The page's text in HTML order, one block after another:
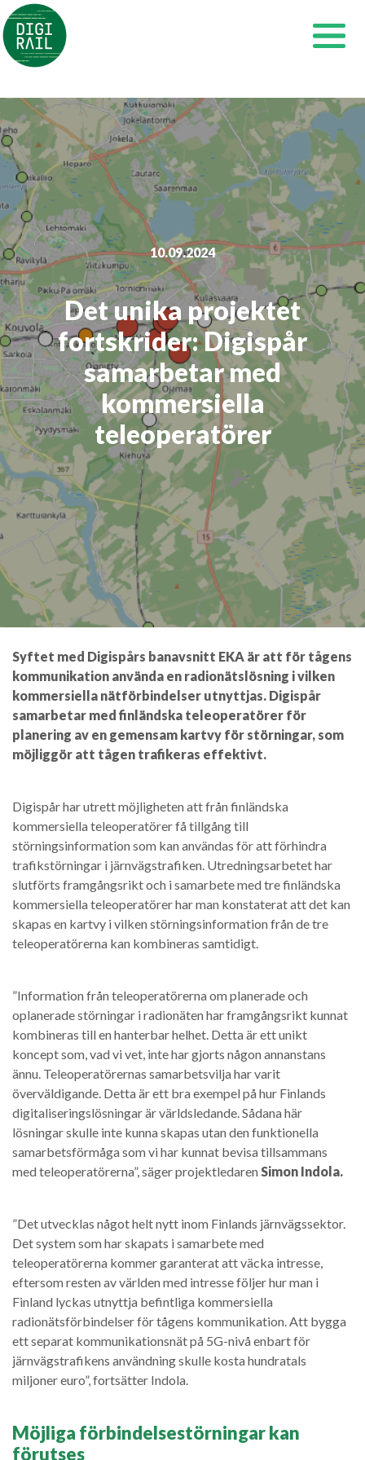
Siirry
sisältöön
10.09.2024
Det unika projektet
fortskrider: Digispår
samarbetar med
kommersiella
teleoperatörer
Syftet med Digispårs banavsnitt EKA är att för tågens
kommunikation använda en radionätslösning i vilken
kommersiella nätförbindelser utnyttjas. Digispår
samarbetar med finländska teleoperatörer för
planering av en gemensam kartvy för störningar, som
möjliggör att tågen trafikeras effektivt.
Digispår har utrett möjligheten att från finländska
kommersiella teleoperatörer få tillgång till
störningsinformation som kan användas för att förhindra
trafikstörningar i järnvägstrafiken. Utredningsarbetet har
slutförts framgångsrikt och i samarbete med tre finländska
kommersiella teleoperatörer har man konstaterat att det kan
skapas en kartvy i vilken störningsinformation från de tre
teleoperatörerna kan kombineras samtidigt.
”Information från teleoperatörerna om planerade och
oplanerade störningar i radionäten har framgångsrikt kunnat
kombineras till en hanterbar helhet. Detta är ett unikt
koncept som, vad vi vet, inte har gjorts någon annanstans
ännu. Teleoperatörernas samarbetsvilja har varit
överväldigande. Detta är ett bra exempel på hur Finlands
digitaliseringslösningar är världsledande. Sådana här
lösningar skulle inte kunna skapas utan den funktionella
samarbetsförmåga som vi har kunnat bevisa tillsammans
med teleoperatörerna”, säger projektledaren Simon Indola.
”Det utvecklas något helt nytt inom Finlands järnvägssektor.
Det system som har skapats i samarbete med
teleoperatörerna kommer garanterat att väcka intresse,
eftersom resten av världen med intresse följer hur man i
Finland lyckas utnyttja befintliga kommersiella
radionätsförbindelser för tågens kommunikation. Att bygga
ett separat kommunikationsnät på 5G-nivå enbart för
järnvägstrafikens användning skulle kosta hundratals
miljoner euro”, fortsätter Indola.
Möjliga förbindelsestörningar kan
förutses